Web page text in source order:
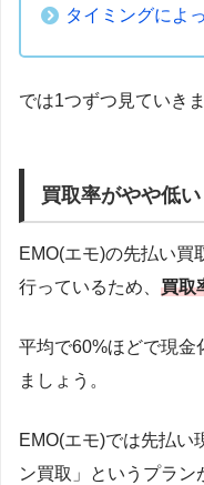
タイミングによ
では1つずつ見ていき
買取率がやや低い
EMO(エモ)の先払い買
行っているため、 買取
平均で60%ほどで現金
ましょう。
EMO(エモ)では先払い
ン買取」というプラン